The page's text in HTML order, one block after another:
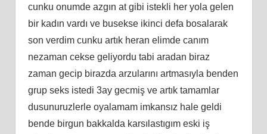
cunku onumde azgın at gibi istekli her yola gelen
bir kadın vardı ve busekse ikinci defa bosalarak
son verdim cunku artık heran elimde canım
nezaman cekse geliyordu tabi aradan biraz
zaman gecip birazda arzularını artmasıyla benden
grup seks istedi 3ay gecmiş ve artık tamamlar
dusunuruzlerle oyalamam imkansız hale geldi
bende birgun bakkalda karsılastıgım eski iş